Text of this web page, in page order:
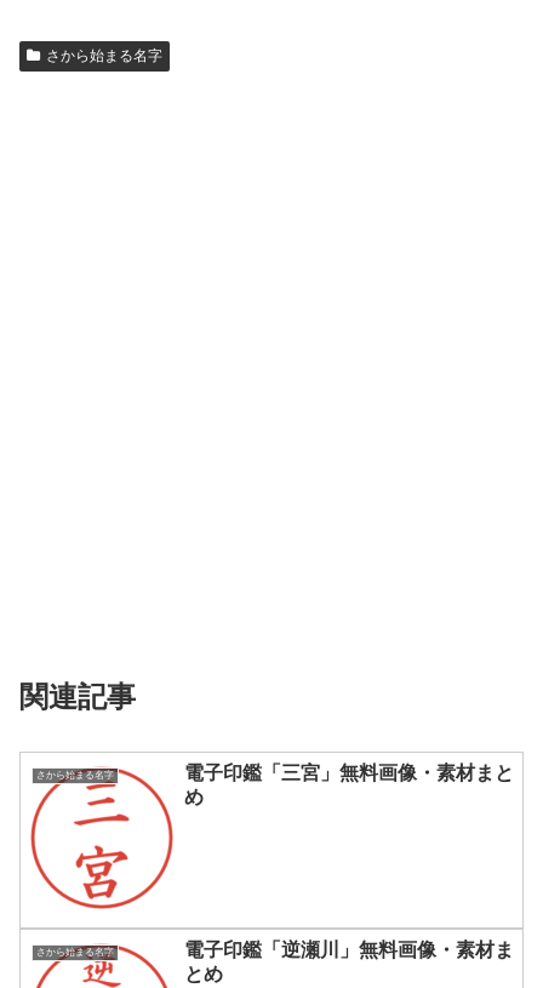
さから始まる名字
関連記事
さから始まる名字
電子印鑑「三宮」無料画像・素材まと
め
さから始まる名字
電子印鑑「逆瀬川」無料画像・素材ま
とめ